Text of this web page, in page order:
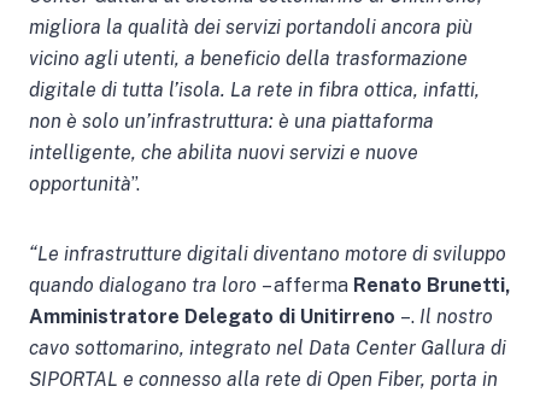
migliora la qualità dei servizi portandoli ancora più
vicino agli utenti, a beneficio della trasformazione
digitale di tutta l’isola. La rete in fibra ottica, infatti,
non è solo un’infrastruttura: è una piattaforma
intelligente, che abilita nuovi servizi e nuove
opportunità”.
“Le infrastrutture digitali diventano motore di sviluppo
quando dialogano tra loro – afferma Renato Brunetti,
Amministratore Delegato di Unitirreno –. Il nostro
cavo sottomarino, integrato nel Data Center Gallura di
SIPORTAL e connesso alla rete di Open Fiber, porta in